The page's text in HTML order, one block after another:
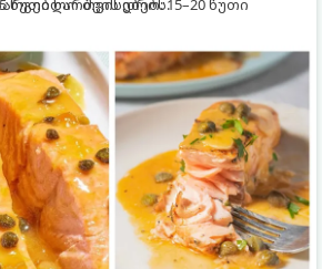
თვისებებს.
ხარშვის დრო: 15–20 წუთი